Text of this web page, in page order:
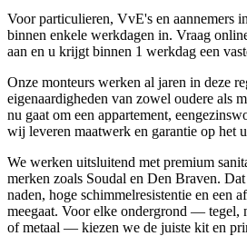
Voor particulieren, VvE's en aannemers
binnen enkele werkdagen in. Vraag
aan en u krijgt binnen 1 werkdag een
Onze monteurs werken al jaren in deze
eigenaardigheden van zowel oudere als
nu gaat om een appartement,
wij leveren maatwerk en garantie op het
We werken uitsluitend met premium
merken zoals Soudal en Den Braven.
naden, hoge schimmelresistentie en een
meegaat. Voor elke ondergrond — tegel,
of metaal — kiezen we de juiste kit en